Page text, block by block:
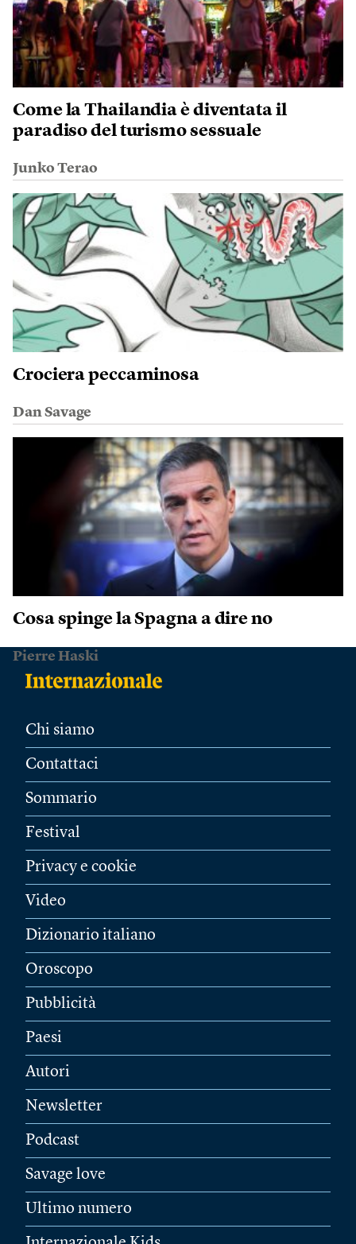
Come la Thailandia è diventata il
paradiso del turismo sessuale
Junko Terao
Crociera peccaminosa
Dan Savage
Cosa spinge la Spagna a dire no
Pierre Haski
Chi siamo
Contattaci
Sommario
Festival
Privacy e cookie
Video
Dizionario italiano
Oroscopo
Pubblicità
Paesi
Autori
Newsletter
Podcast
Savage love
Ultimo numero